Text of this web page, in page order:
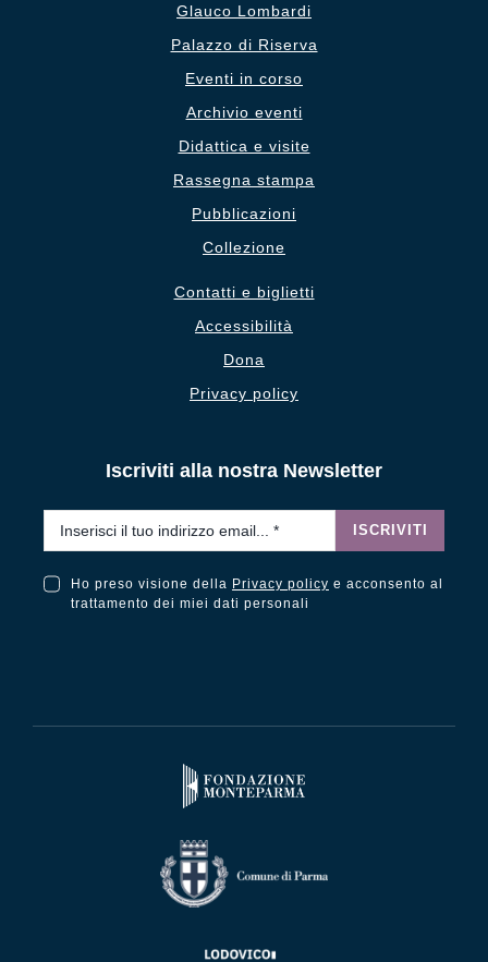
Glauco Lombardi
Palazzo di Riserva
Eventi in corso
Archivio eventi
Didattica e visite
Rassegna stampa
Pubblicazioni
Collezione
Contatti e biglietti
Accessibilità
Dona
Privacy policy
Iscriviti alla nostra Newsletter
ISCRIVITI
Ho preso visione della Privacy policy e acconsento al
trattamento dei miei dati personali